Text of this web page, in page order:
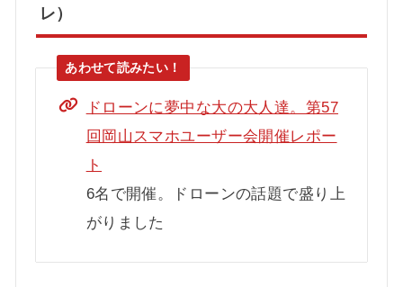
レ）
ドローンに夢中な大の大人達。第57
回岡山スマホユーザー会開催レポー
ト
6名で開催。ドローンの話題で盛り上
がりました